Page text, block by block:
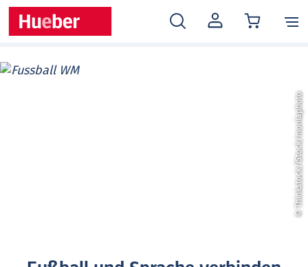
MEIN
KONTO
© Thinkstock/iStock/moniaphoto